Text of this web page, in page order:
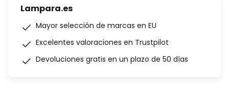
Lampara.es
Mayor selección de marcas en EU
Excelentes valoraciones en Trustpilot
Devoluciones gratis en un plazo de 50 días